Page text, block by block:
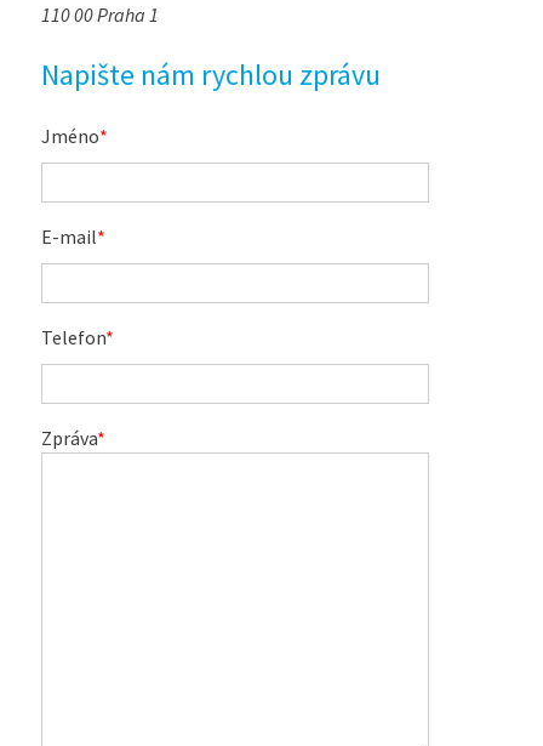
110 00 Praha 1
Napište nám rychlou zprávu
Jméno*
E-mail*
Telefon*
Zpráva*